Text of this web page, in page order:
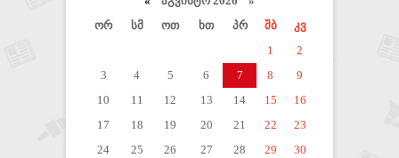
ორ
სმ ოთ ხთ პრ შბ
კვ
1
2
3
4 5 6 7 8
9
10
11 12 13 14 15
16
17
18 19 20 21 22
23
24
25 26 27 28 29
30